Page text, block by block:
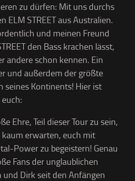
zu dürfen: Mit uns durchs
ELM STREET aus Australien.
und meinen Freund
den Bass krachen lässt,
andere schon kennen. Ein
und außerdem der größte
seines Kontinents! Hier ist
Ehre, Teil dieser Tour zu sein,
erwarten, euch mit
Power zu begeistern! Genau
Fans der unglaublichen
und Dirk seit den Anfängen